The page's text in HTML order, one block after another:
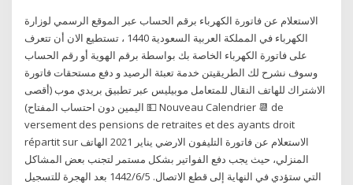
الاستعلام عن فاتورة الكهرباء برقم الحساب عبر الموقع الرسمي لوزارة
الكهرباء في المملكة العربية السعودية 1440 ، تستطيع الان أن تتعرف
على فاتورة الكهرباء الخاصة بك بواسطة برقم الهوية أو رقم الحساب
وسوف نشرح لك الطريقيتن خدمة تعبئة الرصيد و دفع مستحقات فاتورة
الاشتراك للهاتف النقال للمتعامل موبيليس عبر تطبيق بريدي موب (أقصى
اليمين دون احتساب المفتاح) 💵 Nouveau Calendrier 📆 de
versement des pensions de retraites et des ayants droit
répartit sur الاستعلام عن فاتورة التليفون الارضي يناير 2021 الهاتف
المنزلي، حيث يجب دفع الفواتير بشكل مستمر لتجنب بعض المشاكل
التي ستؤدي في النهاية إلى قطع الاتصال. 5‏‏/6‏‏/1442 بعد الهجرة للتسجيل